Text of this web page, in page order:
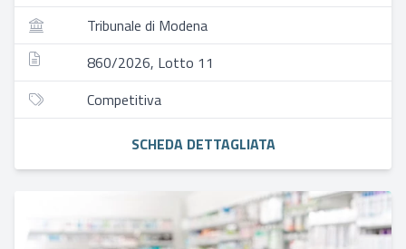
Tribunale di Modena
860/2026, Lotto 11
Competitiva
SCHEDA DETTAGLIATA